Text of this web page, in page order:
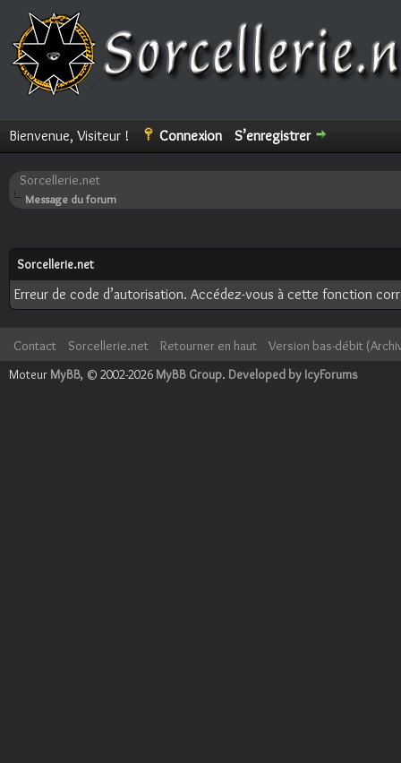
Bienvenue, Visiteur ! Connexion S’enregistrer
Sorcellerie.net
Message du forum
Sorcellerie.net
Erreur de code d’autorisation. Accédez-vous à cette fonction
Contact Sorcellerie.net Retourner en haut
Version bas-débit
Moteur MyBB, © 2002-2026 MyBB Group. Developed by IcyForums